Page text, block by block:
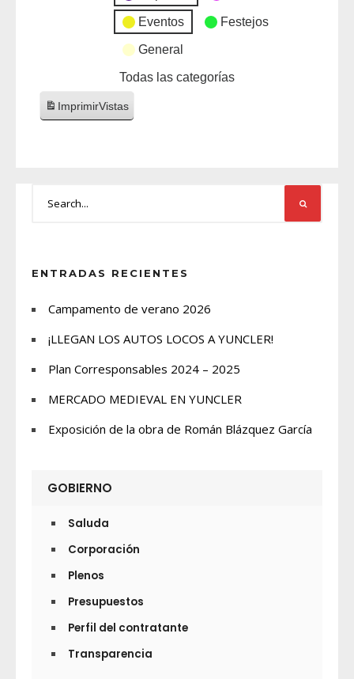
Eventos Festejos
General
Todas las categorías
ImprimirVistas
ENTRADAS RECIENTES
Campamento de verano 2026
¡LLEGAN LOS AUTOS LOCOS A YUNCLER!
Plan Corresponsables 2024 – 2025
MERCADO MEDIEVAL EN YUNCLER
Exposición de la obra de Román Blázquez García
GOBIERNO
Saluda
Corporación
Plenos
Presupuestos
Perfil del contratante
Transparencia